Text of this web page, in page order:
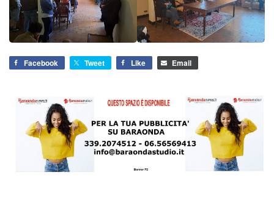
Facebook Tweet Like Email